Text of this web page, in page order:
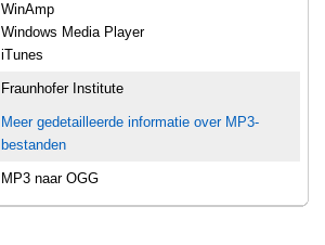
WinAmp
Windows Media Player
iTunes
Fraunhofer Institute
Meer gedetailleerde informatie over MP3-
bestanden
MP3 naar OGG